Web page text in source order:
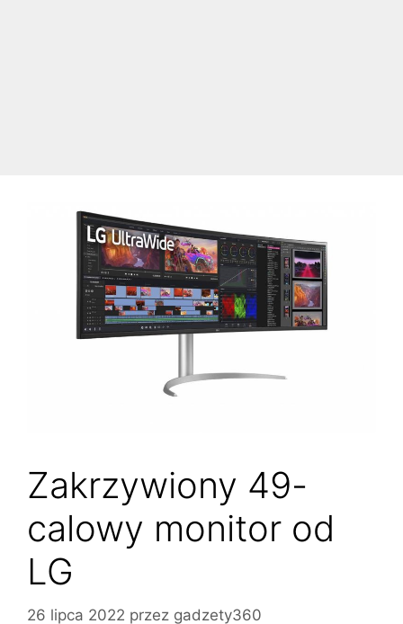
Zakrzywiony 49-
calowy monitor od
LG
26 lipca 2022 przez gadzety360